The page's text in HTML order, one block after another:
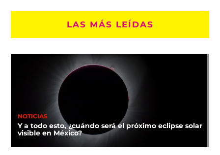
LAS MÁS LEÍDAS
NOTICIAS
Y a todo esto, ¿cuándo será el próximo eclipse solar
visible en México?